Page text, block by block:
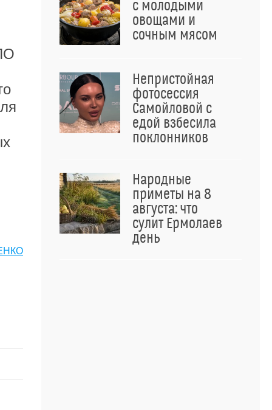
с молодыми
овощами и
сочным мясом
Непристойная
фотосессия
Самойловой с
едой взбесила
поклонников
Народные
приметы на 8
августа: что
сулит Ермолаев
день